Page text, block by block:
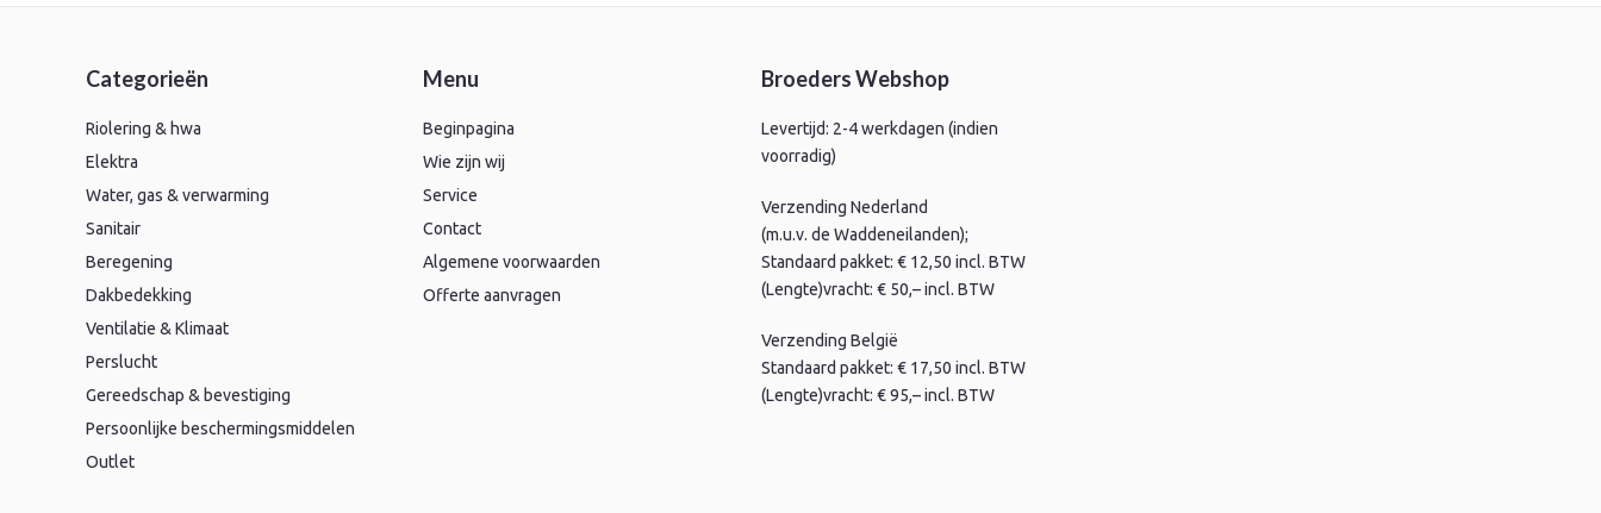
Categorieën
Riolering & hwa
Elektra
Water, gas & verwarming
Sanitair
Beregening
Dakbedekking
Ventilatie & Klimaat
Perslucht
Gereedschap & bevestiging
Persoonlijke beschermingsmiddelen
Outlet
Menu
Beginpagina
Wie zijn wij
Service
Contact
Algemene voorwaarden
Offerte aanvragen
Broeders Webshop
Levertijd: 2-4 werkdagen (indien
voorradig)
Verzending Nederland
(m.u.v. de Waddeneilanden);
Standaard pakket: € 12,50 incl. BTW
(Lengte)vracht: € 50,– incl. BTW
Verzending België
Standaard pakket: € 17,50 incl. BTW
(Lengte)vracht: € 95,– incl. BTW